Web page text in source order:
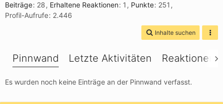
Beiträge 28 Erhaltene Reaktionen 1 Punkte 251
Profil-Aufrufe 2.446
Inhalte suchen
Pinnwand Letzte Aktivitäten Reaktionen
Es wurden noch keine Einträge an der Pinnwand verfasst.